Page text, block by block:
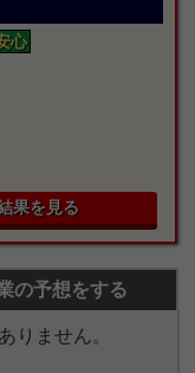
心
果を見る
の予想をする
りません。